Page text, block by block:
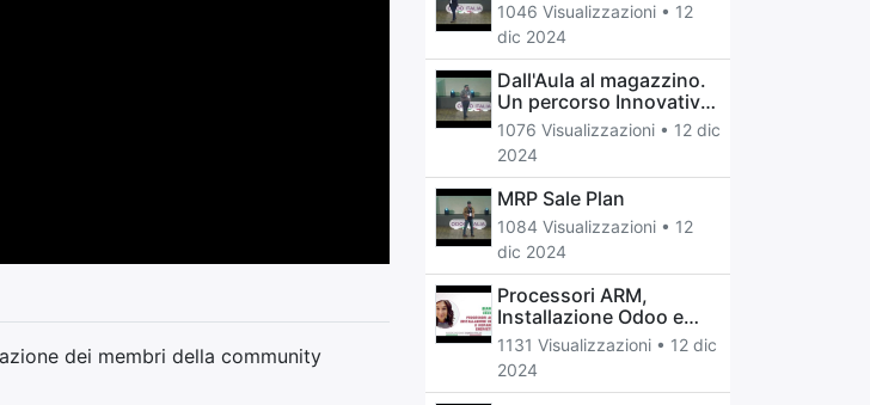
1046 Visualizzazioni • 12
dic 2024
Dall'Aula al magazzino.
Un percorso Innovativo
di apprendimento con
Odoo.
1076 Visualizzazioni • 12 dic
2024
MRP Sale Plan
1084 Visualizzazioni • 12
dic 2024
Processori ARM,
Installazione Odoo e
Risparmio Energetico
1131 Visualizzazioni • 12 dic
2024
dei membri della community